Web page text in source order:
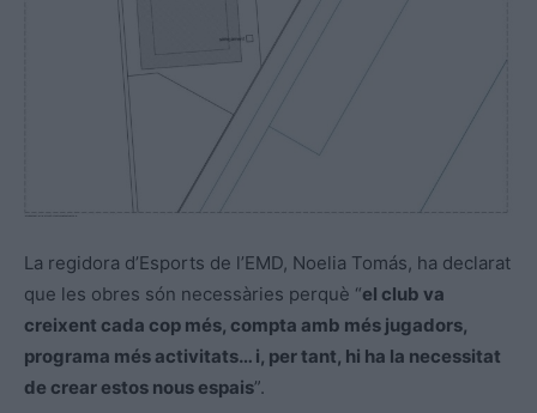
La regidora d’Esports de l’EMD, Noelia Tomás, ha declarat
que les obres són necessàries perquè “el club va
creixent cada cop més, compta amb més jugadors,
programa més activitats… i, per tant, hi ha la necessitat
de crear estos nous espais”.